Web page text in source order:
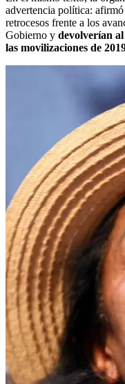
advertencia política:
retrocesos frente a los
Gobierno y devolverían
las movilizaciones de